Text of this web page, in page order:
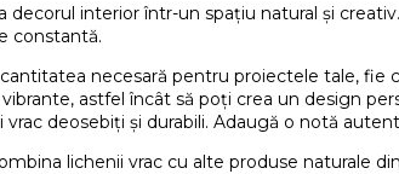
interior într-un spațiu natural și
constantă.
necesară pentru proiectele tale,
astfel încât să poți crea un design
deosebiți și durabili. Adaugă o notă
lichenii vrac cu alte produse naturale